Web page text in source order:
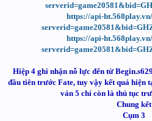
https://api-
https://api-
Hiệp 4 ghi nhận nỗ lực đến từ
đầu tiên trước Fate, tuy vậy kết quả hiện
ván 5 chỉ còn là thủ tục
Chung kết
Cụm 3